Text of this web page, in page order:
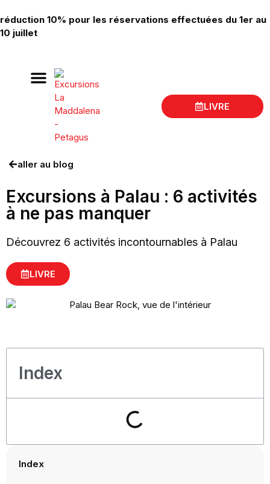
réduction 10% pour les réservations effectuées du 1er au
10 juillet
LIVRE
aller au blog
Excursions à Palau : 6 activités
à ne pas manquer
Découvrez 6 activités incontournables à Palau
LIVRE
Index
Index